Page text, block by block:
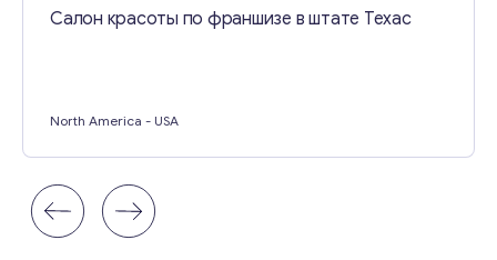
Салон красоты по франшизе в штате Техас
North America - USA